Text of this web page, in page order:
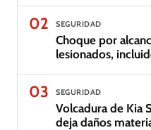
02 SEGURIDAD
Choque por
lesionados,
03 SEGURIDAD
Volcadura de Kia
deja daños